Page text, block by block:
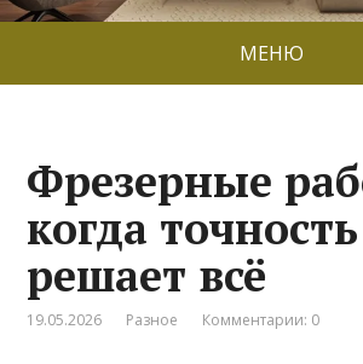
МЕНЮ
Фрезерные
когда точность
решает всё
19.05.2026 Разное Комментарии: 0